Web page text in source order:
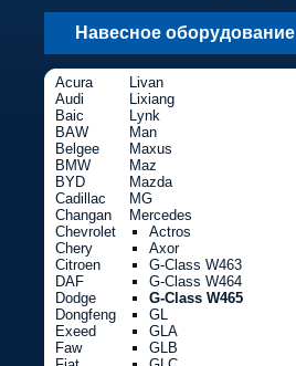
Навесное оборудование
Acura
Audi
Baic
BAW
Belgee
BMW
BYD
Cadillac
Changan
Chevrolet
Chery
Citroen
DAF
Dodge
Dongfeng
Exeed
Faw
Livan
Lixiang
Lynk
Man
Maxus
Maz
Mazda
MG
Mercedes
Actros
Axor
G-Class W463
G-Class W464
G-Class W465
GL
GLA
GLB